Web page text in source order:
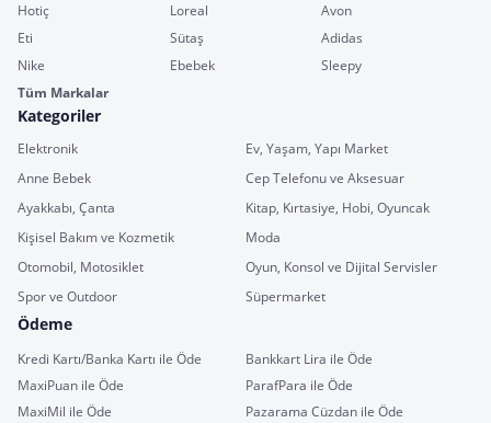
Hotiç
Loreal
Avon
Eti
Sütaş
Adidas
Nike
Ebebek
Sleepy
Tüm Markalar
Kategoriler
Elektronik
Ev, Yaşam, Yapı Market
Anne Bebek
Cep Telefonu ve Aksesuar
Ayakkabı, Çanta
Kitap, Kırtasiye, Hobi, Oyuncak
Kişisel Bakım ve Kozmetik
Moda
Otomobil, Motosiklet
Oyun, Konsol ve Dijital Servisler
Spor ve Outdoor
Süpermarket
Ödeme
Kredi Kartı/Banka Kartı ile Öde
Bankkart Lira ile Öde
MaxiPuan ile Öde
ParafPara ile Öde
MaxiMil ile Öde
Pazarama Cüzdan ile Öde